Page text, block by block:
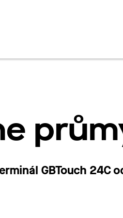
GBTouch 24C